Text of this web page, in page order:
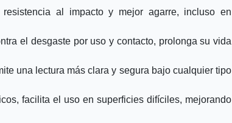
al impacto y mejor agarre, incluso en
el desgaste por uso y contacto, prolonga su vida
una lectura más clara y segura bajo cualquier tipo
facilita el uso en superficies difíciles, mejorando